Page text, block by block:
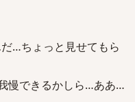
…ちょっと見せてもら
慢できるかしら…ああ…